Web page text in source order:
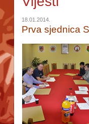
18.01.2014.
Prva sjednica